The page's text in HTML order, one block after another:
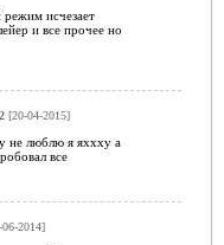
исчезает
и все прочее но
[20-04-2015]
не люблю я яххху а
все
2014]